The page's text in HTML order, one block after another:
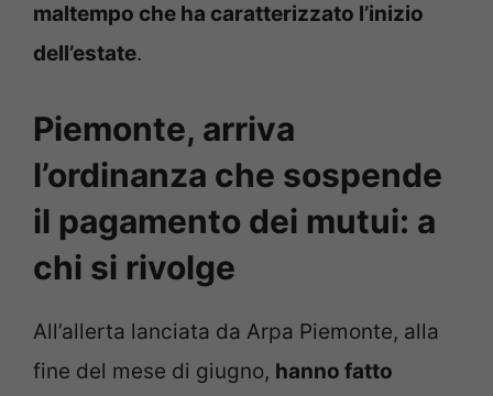
maltempo che ha caratterizzato l’inizio
dell’estate.
Piemonte, arriva
l’ordinanza che sospende
il pagamento dei mutui: a
chi si rivolge
All’allerta lanciata da Arpa Piemonte, alla
fine del mese di giugno, hanno fatto